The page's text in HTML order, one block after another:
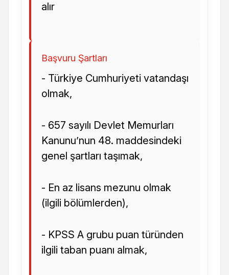
alır
Başvuru Şartları
- Türkiye Cumhuriyeti vatandaşı
olmak,
- 657 sayılı Devlet Memurları
Kanunu’nun 48. maddesindeki
genel şartları taşımak,
- En az lisans mezunu olmak
(ilgili bölümlerden),
- KPSS A grubu puan türünden
ilgili taban puanı almak,